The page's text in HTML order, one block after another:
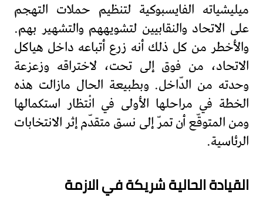
ميليشياته الفايسبوكية لتنظيم حملات التهجم
على الاتحاد والنقابيين لتشويههم والتشهير بهم.
والأخطر من كل ذلك أنه زرع أتباعه داخل هياكل
الاتحاد، من فوق إلى تحت، لاختراقه وزعزعة
وحدته من الدّاخل. وبطبيعة الحال مازالت هذه
الخطة في مراحلها الأولى في انْتظار استكمالها
ومن المتوقّع أن تمرّ إلى نسق متقدّم إثر الانتخابات
الرئاسية.
القيادة الحالية شريكة في الازمة